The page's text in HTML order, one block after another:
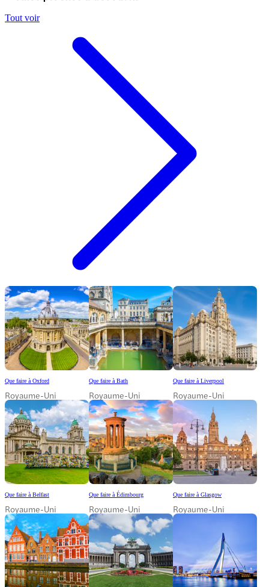
Tout voir
Que faire à Oxford
Royaume-Uni
Que faire à Bath
Royaume-Uni
Que faire à Liverpool
Royaume-Uni
Que faire à Belfast
Royaume-Uni
Que faire à Édimbourg
Royaume-Uni
Que faire à Glasgow
Royaume-Uni